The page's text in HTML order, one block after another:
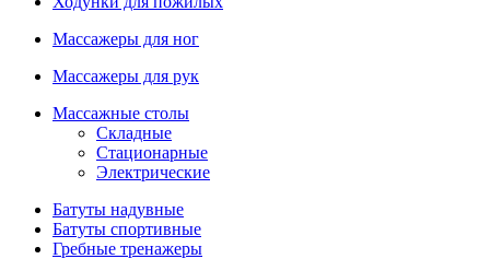
Массажеры для ног
Массажеры для рук
Массажные столы
Складные
Стационарные
Электрические
Батуты надувные
Батуты спортивные
Гребные тренажеры